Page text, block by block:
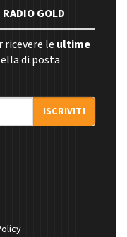
GOLD
le ultime
di posta
ISCRIVITI